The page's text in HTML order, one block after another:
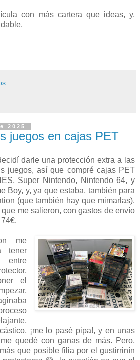
con más cartera que ideas, y,
2025
juegos en cajas PET
darle una protección extra a las
juegos, así que compré cajas PET
Super Nintendo, Nintendo 64, y
Boy, y, ya que estaba, también para
(que también hay que mimarlas).
me salieron, con gastos de envío
me
tener
entre
el
¡me lo pasé pipa!, y en unas
quedé con ganas de más. Pero,
que posible filia por el gustirrinín